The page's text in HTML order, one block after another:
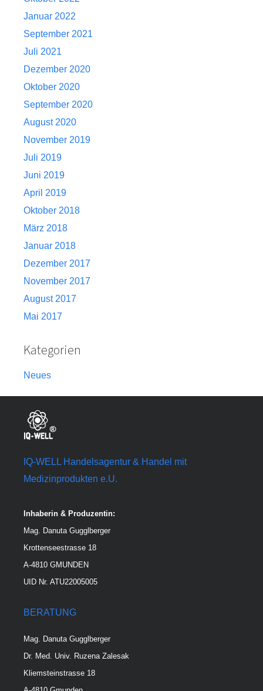
Januar 2022
September 2021
Juli 2021
Dezember 2020
Oktober 2020
September 2020
August 2020
November 2019
Juli 2019
Juni 2019
April 2019
Oktober 2018
März 2018
Januar 2018
Dezember 2017
November 2017
August 2017
Mai 2017
Kategorien
Neues
IQ-WELL Handelsagentur & Handel mit
Medizinprodukten e.U.
Inhaberin & Produzentin:
Mag. Danuta Gugglberger
Krottenseestrasse 18
A-4810 GMUNDEN
UID Nr. ATU22005005
BERATUNG
Mag. Danuta Gugglberger
Dr. Med. Univ. Ruzena Zalesak
Kliemsteinstrasse 18